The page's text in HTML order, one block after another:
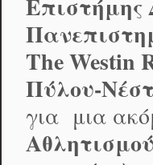
Επιστήμης
TheWestin
Πύλου-
για μια
Αθλητισμού